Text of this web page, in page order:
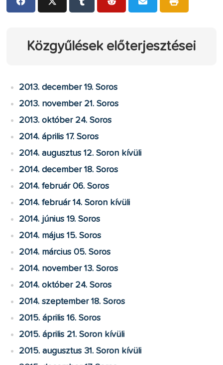
Közgyűlések előterjesztései
2013. december 19. Soros
2013. november 21. Soros
2013. október 24. Soros
2014. április 17. Soros
2014. augusztus 12. Soron kívüli
2014. december 18. Soros
2014. február 06. Soros
2014. február 14. Soron kívüli
2014. június 19. Soros
2014. május 15. Soros
2014. március 05. Soros
2014. november 13. Soros
2014. október 24. Soros
2014. szeptember 18. Soros
2015. április 16. Soros
2015. április 21. Soron kívüli
2015. augusztus 31. Soron kívüli